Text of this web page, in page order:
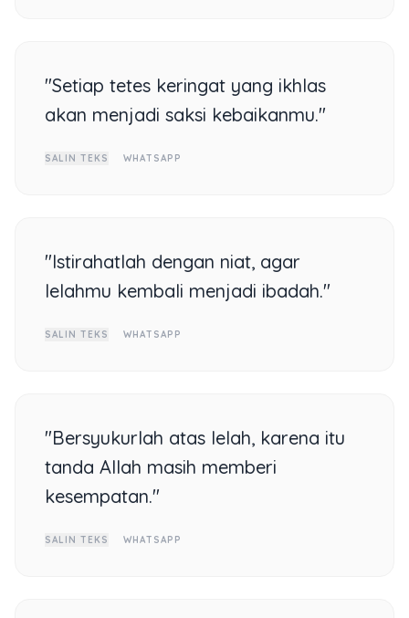
"Setiap tetes keringat yang ikhlas
akan menjadi saksi kebaikanmu."
SALIN TEKS WHATSAPP
"Istirahatlah dengan niat, agar
lelahmu kembali menjadi ibadah."
SALIN TEKS WHATSAPP
"Bersyukurlah atas lelah, karena itu
tanda Allah masih memberi
kesempatan."
SALIN TEKS WHATSAPP